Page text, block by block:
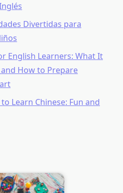
Divertidas para
English Learners: What It
How to Prepare
Learn Chinese: Fun and